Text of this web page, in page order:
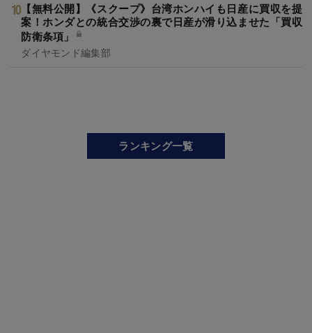
【無料公開】《スクープ》台湾ホンハイも日産に買収を提
案！ホンダとの統合交渉の裏で日産が滑り込ませた「買収
防衛条項」
ダイヤモンド編集部
ランキング一覧